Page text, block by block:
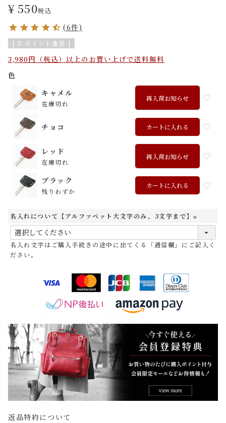
¥550税込
(6件)
[ 5 ポイント進呈 ]
3,980円（税込）以上のお買い上げで送料無料
色
キャメル
在庫切れ
再入荷お知らせ
チョコ カートに入れる
レッド
在庫切れ
再入荷お知らせ
ブラック
残りわずか
カートに入れる
名入れについて【アルファベット大文字のみ、3文字まで】
必
須
名入れ文字はご購入手続きの途中に出てくる「通信欄」にご記入く
ださい。
返品特約について